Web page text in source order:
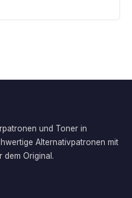
und Toner in
Alternativpatronen mit
dem Original.